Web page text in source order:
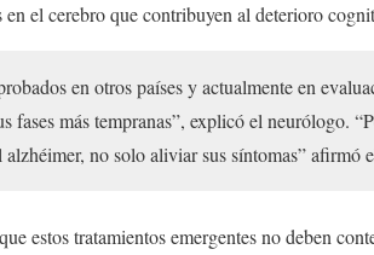
el cerebro que contribuyen al deterioro
en otros países y actualmente en
fases más tempranas”, explicó el neurólogo.
no solo aliviar sus síntomas” afirmó
estos tratamientos emergentes no deben